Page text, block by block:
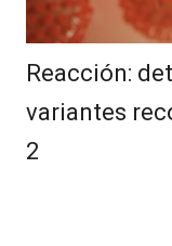
Reacción:
variantes
2